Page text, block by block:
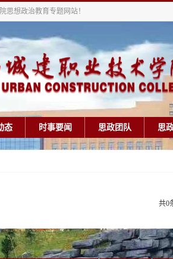
思想政治教育专题网站！
态 时事要闻 思政团队 思
共0